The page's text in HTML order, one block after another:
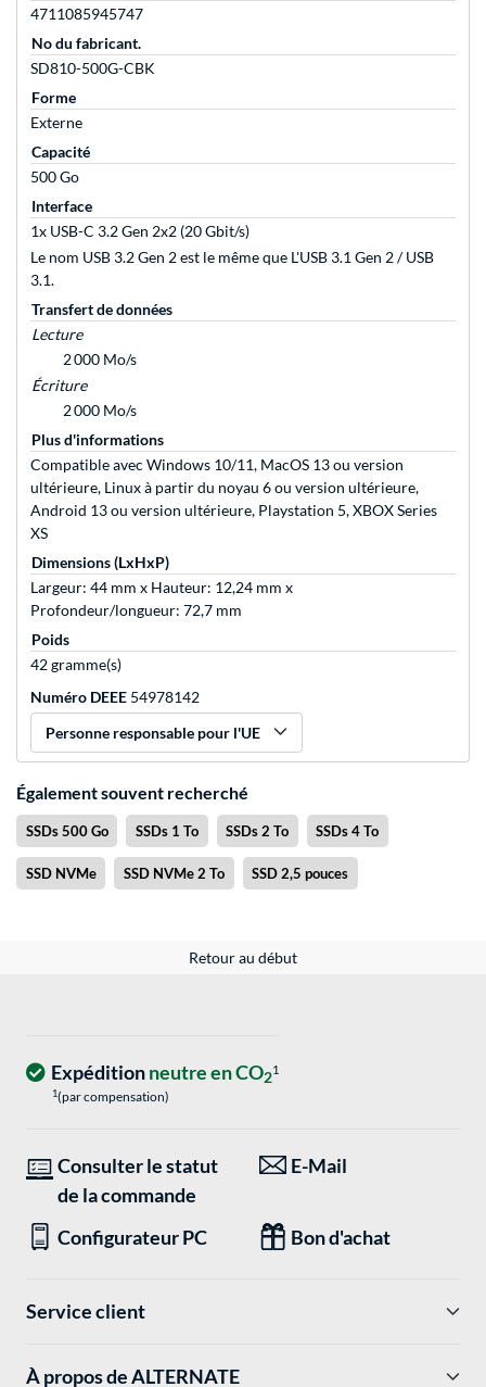
4711085945747
No du fabricant.
SD810-500G-CBK
Forme
Externe
Capacité
500 Go
Interface
1x USB-C 3.2 Gen 2x2 (20 Gbit/s)
Le nom USB 3.2 Gen 2 est le même que L'USB 3.1 Gen 2 / USB
3.1.
Transfert de données
Lecture
2 000 Mo/s
Écriture
2 000 Mo/s
Plus d'informations
Compatible avec Windows 10/11, MacOS 13 ou version
ultérieure, Linux à partir du noyau 6 ou version ultérieure,
Android 13 ou version ultérieure, Playstation 5, XBOX Series
XS
Dimensions (LxHxP)
Largeur: 44 mm x Hauteur: 12,24 mm x
Profondeur/longueur: 72,7 mm
Poids
42 gramme(s)
Numéro DEEE 54978142
Personne responsable pour l'UE
Également souvent recherché
SSDs 500 Go SSDs 1 To SSDs 2 To SSDs 4 To
SSD NVMe SSD NVMe 2 To SSD 2,5 pouces
Retour au début
Expéditionneutre en CO21
1(par compensation)
Consulter le statut
de la commande
E-Mail
Configurateur PC Bon d'achat
Service client
À propos de ALTERNATE